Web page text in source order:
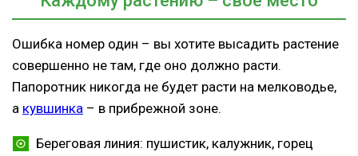
Ошибка номер один – вы хотите высадить растение
совершенно не там, где оно должно расти.
Папоротник никогда не будет расти на мелководье,
а кувшинка – в прибрежной зоне.
Береговая линия: пушистик, калужник, горец